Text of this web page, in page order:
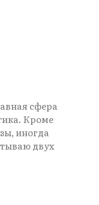
сфера
Кроме
иногда
двух